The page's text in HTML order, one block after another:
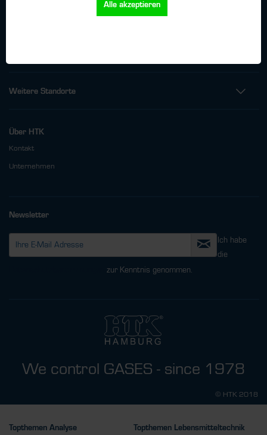
Oehleckerring 32 • 22419 Hamburg
Weitere Standorte
Über HTK
Kontakt
Unternehmen
Newsletter
Ich habe
die
zur Kenntnis genommen.
We control GASES - since 1978
© HTK 2018
Topthemen Analyse
Topthemen Lebensmitteltechnik
Alle akzeptieren